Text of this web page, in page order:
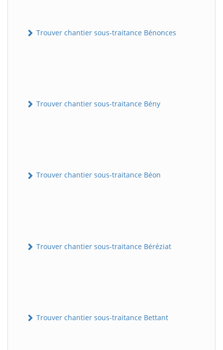
Trouver chantier sous-traitance Bénonces
Trouver chantier sous-traitance Bény
Trouver chantier sous-traitance Béon
Trouver chantier sous-traitance Béréziat
Trouver chantier sous-traitance Bettant